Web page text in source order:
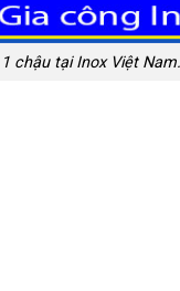
chậu tại Inox Việt Nam.